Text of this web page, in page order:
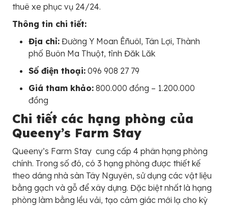
thuê xe phục vụ 24/24.
Thông tin chi tiết:
Địa chỉ: Đường Y Moan Êñuôl, Tân Lợi, Thành
phố Buôn Ma Thuột, tỉnh Đăk Lăk
Số điện thoại: 096 908 27 79
Giá tham khảo: 800.000 đồng – 1.200.000
đồng
Chi tiết các hạng phòng của
Queeny’s Farm Stay
Queeny’s Farm Stay cung cấp 4 phân hạng phòng
chính. Trong số đó, có 3 hạng phòng được thiết kế
theo dáng nhà sàn Tây Nguyên, sử dụng các vật liệu
bằng gạch và gỗ để xây dựng. Đặc biệt nhất là hạng
phòng làm bằng lều vải, tạo cảm giác mới lạ cho kỳ